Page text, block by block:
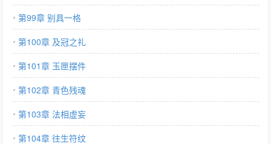
第99章 别具一格
第100章 及冠之礼
第101章 玉匣摆件
第102章 青色残魂
第103章 法相虚妄
第104章 往生符纹